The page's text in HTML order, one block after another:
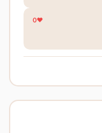
0